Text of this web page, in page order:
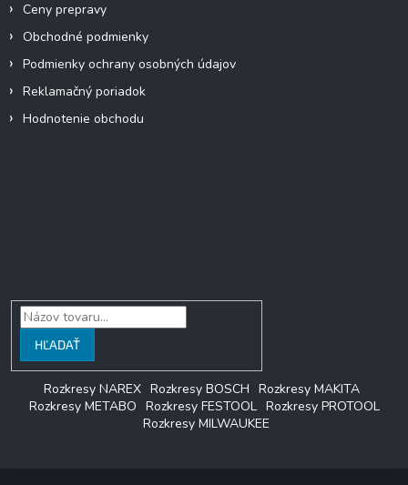
Ceny prepravy
Obchodné podmienky
Podmienky ochrany osobných údajov
Reklamačný poriadok
Hodnotenie obchodu
HĽADAŤ
Rozkresy NAREX Rozkresy BOSCH Rozkresy MAKITA
Rozkresy METABO Rozkresy FESTOOL Rozkresy PROTOOL
Rozkresy MILWAUKEE